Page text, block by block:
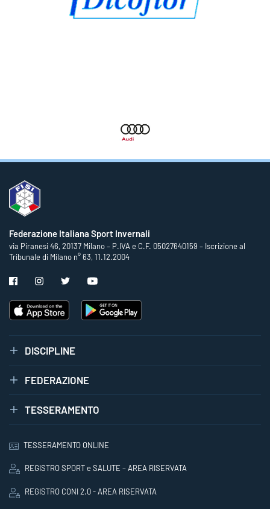
Federazione Italiana Sport Invernali
via Piranesi 46, 20137 Milano – P.IVA e C.F. 05027640159 – Iscrizione al
Tribunale di Milano n° 63, 11.12.2004
DISCIPLINE
FEDERAZIONE
TESSERAMENTO
TESSERAMENTO ONLINE
REGISTRO SPORT e SALUTE – AREA RISERVATA
REGISTRO CONI 2.0 - AREA RISERVATA